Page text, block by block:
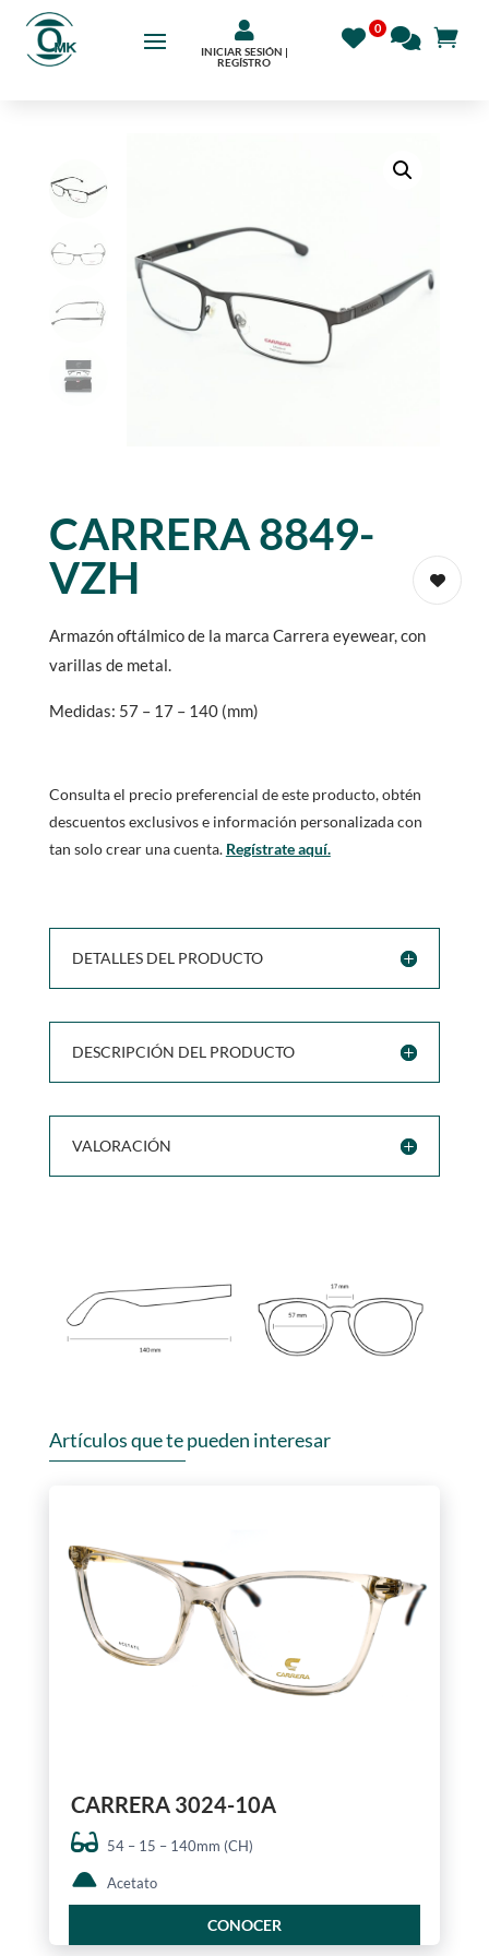

INICIAR SESIÓN |
REGÍSTRO
CARRERA 8849-
VZH
Armazón oftálmico de la marca Carrera eyewear, con
varillas de metal.
Medidas: 57 – 17 – 140 (mm)
Consulta el precio preferencial de este producto, obtén
descuentos exclusivos e información personalizada con
tan solo crear una cuenta. Regístrate aquí.
DETALLES DEL PRODUCTO
DESCRIPCIÓN DEL PRODUCTO
VALORACIÓN
Artículos que te pueden interesar
CARRERA 3024-10A
54 – 15 – 140mm (CH)
Acetato
CONOCER